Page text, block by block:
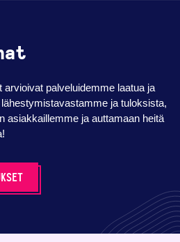
palveluidemme laatua ja
ja tuloksista,
asiakkaillemme ja auttamaan heitä